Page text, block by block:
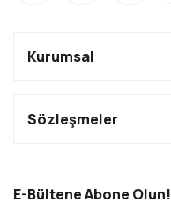
Kurumsal
Sözleşmeler
E-Bültene Abone Olun!